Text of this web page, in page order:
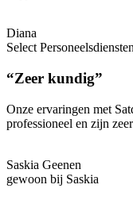
Diana
Select Personeelsdiensten
“Zeer kundig”
Onze ervaringen met
professioneel en zijn
Saskia Geenen
gewoon bij Saskia